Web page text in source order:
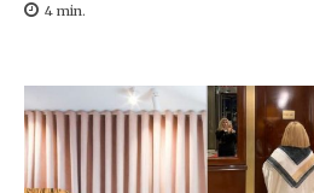
4 min.